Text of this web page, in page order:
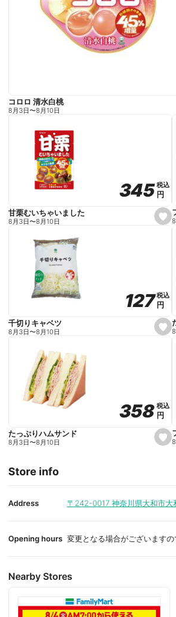
コロロ 清水白桃
8月3日〜8月10日
s
e
e
345
345税込
税込
円
円
甘栗むいちゃいました
8月3日〜8月10日
s
e
e
127
127税込
税込
円
円
千切りキャベツ
8月3日〜8月10日
s
e
i
t
358
358税込
税込
円
円
たっぷりハムサンド
8月3日〜8月10日
Store info
Address 〒242-0017 神奈川県大和市大
Opening hours 変更となる場合がございます
Nearby Stores